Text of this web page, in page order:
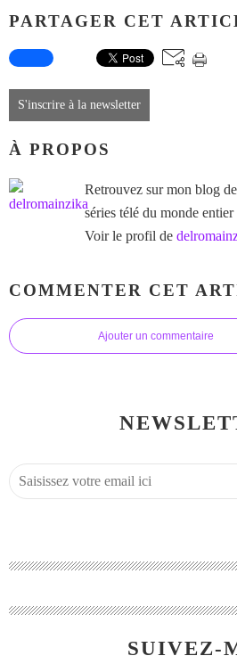
PARTAGER CET
S'inscrire à la newsletter
À PROPOS
Retrouvez sur mon blog
séries télé du monde
Voir le profil de
COMMENTER CET
Ajouter un commentaire
SUIVEZ-